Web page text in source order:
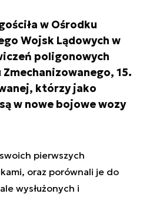
w Ośrodku
Wojsk Lądowych w
poligonowych
15.
którzy jako
w nowe bojowe wozy
pierwszych
oraz porównali je do
wysłużonych i